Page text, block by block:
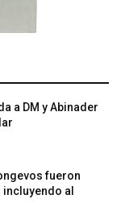
a DM y Abinader
fueron
al